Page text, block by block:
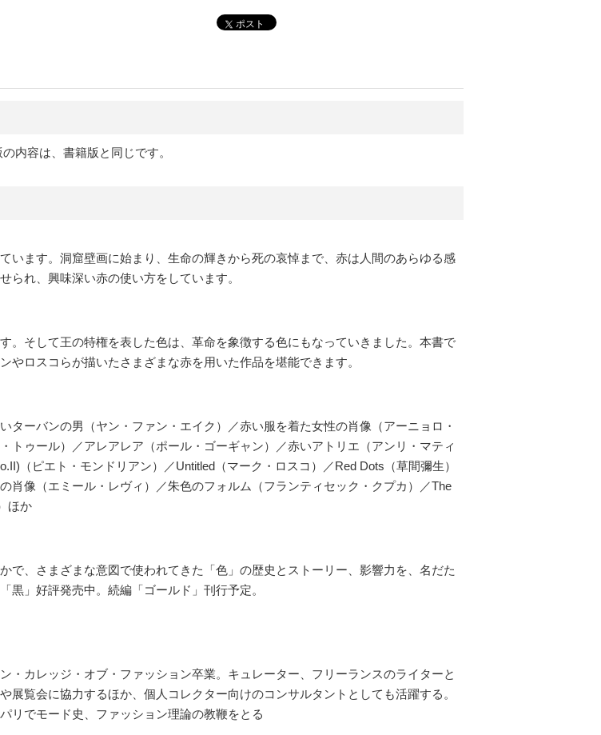
ポスト
内容は、書籍版と同じです。
います。洞窟壁画に始まり、生命の輝きから死の哀悼まで、赤は人間のあらゆる感
られ、興味深い赤の使い方をしています。
。そして王の特権を表した色は、革命を象徴する色にもなっていきました。本書で
ロスコらが描いたさまざまな赤を用いた作品を堪能できます。
ーバンの男（ヤン・ファン・エイク）／赤い服を着た女性の肖像（アーニョロ・
トゥール）／アレアレア（ポール・ゴーギャン）／赤いアトリエ（アンリ・マティ
（ピエト・モンドリアン）／Untitled（マーク・ロスコ）／Red Dots（草間彌生）
肖像（エミール・レヴィ）／朱色のフォルム（フランティセック・クプカ）／The
ほか
で、さまざまな意図で使われてきた「色」の歴史とストーリー、影響力を、名だた
黒」好評発売中。続編「ゴールド」刊行予定。
・カレッジ・オブ・ファッション卒業。キュレーター、フリーランスのライターと
覧会に協力するほか、個人コレクター向けのコンサルタントとしても活躍する。
リでモード史、ファッション理論の教鞭をとる